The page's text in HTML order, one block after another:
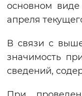
основном
апреля
В связи с
значимость
сведений,